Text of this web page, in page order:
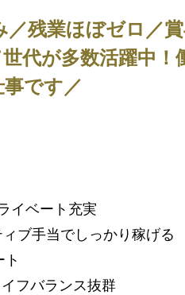
／残業ほぼゼロ／
代が多数活躍中
です／
イベート充実
ブ手当でしっかり稼げる
フバランス抜群